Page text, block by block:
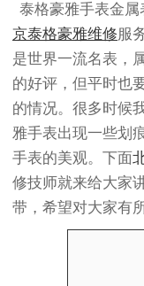
泰格豪雅手表金属
京泰格豪雅维修服
是世界一流名表，
的好评，但平时也
的情况。很多时候
雅手表出现一些划
手表的美观。下面
修技师就来给大家
带，希望对大家有